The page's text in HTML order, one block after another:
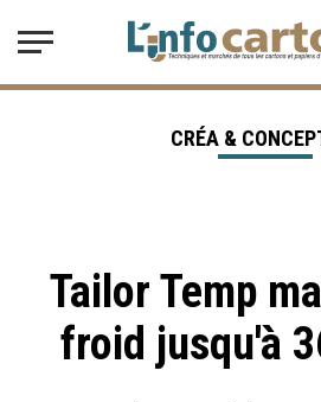
Tailor Temp
froid jusqu'à
CRÉA &